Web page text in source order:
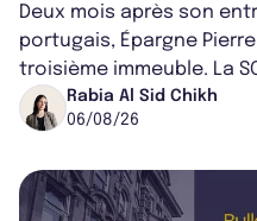
Deux mois après son
portugais, Épargne
troisième immeuble. La
dans le centre du pays,
Rabia Al Sid Chikh
06/08/26